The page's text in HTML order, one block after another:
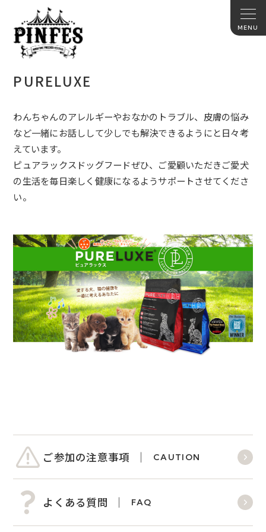
PURELUXE
わんちゃんのアレルギーやおなかのトラブル、皮膚の悩み
など一緒にお話しして少しでも解決できるようにと日々考
えています。
ピュアラックスドッグフードぜひ、ご愛顧いただきご愛犬
の生活を毎日楽しく健康になるようサポートさせてくださ
い。
ご参加の注意事項 CAUTION
よくある質問 FAQ